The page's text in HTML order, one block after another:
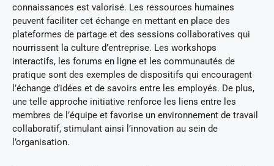
connaissances est valorisé. Les ressources humaines
peuvent faciliter cet échange en mettant en place des
plateformes de partage et des sessions collaboratives qui
nourrissent la culture d’entreprise. Les workshops
interactifs, les forums en ligne et les communautés de
pratique sont des exemples de dispositifs qui encouragent
l’échange d’idées et de savoirs entre les employés. De plus,
une telle approche initiative renforce les liens entre les
membres de l’équipe et favorise un environnement de travail
collaboratif, stimulant ainsi l’innovation au sein de
l’organisation.